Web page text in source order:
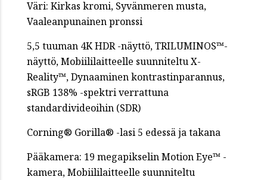
Väri: Kirkas kromi, Syvänmeren musta,
Vaaleanpunainen pronssi
5,5 tuuman 4K HDR -näyttö, TRILUMINOS™-
näyttö, Mobiililaitteelle suunniteltu X-
Reality™, Dynaaminen kontrastinparannus,
sRGB 138% -spektri verrattuna
standardivideoihin (SDR)
Corning® Gorilla® -lasi 5 edessä ja takana
Pääkamera: 19 megapikselin Motion Eye™ -
kamera, Mobiililaitteelle suunniteltu